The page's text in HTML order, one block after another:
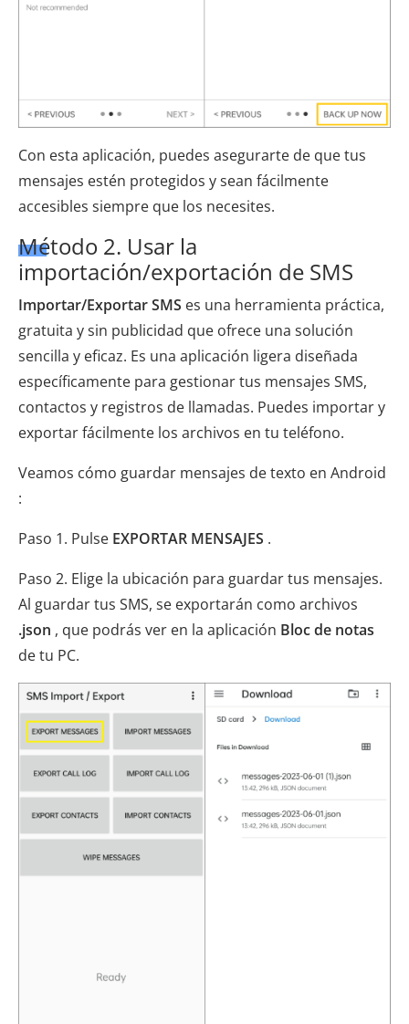
Con esta aplicación, puedes asegurarte de que tus
mensajes estén protegidos y sean fácilmente
accesibles siempre que los necesites.
Método 2. Usar la
importación/exportación de SMS
Importar/Exportar SMS es una herramienta práctica,
gratuita y sin publicidad que ofrece una solución
sencilla y eficaz. Es una aplicación ligera diseñada
específicamente para gestionar tus mensajes SMS,
contactos y registros de llamadas. Puedes importar y
exportar fácilmente los archivos en tu teléfono.
Veamos cómo guardar mensajes de texto en Android
:
Paso 1. Pulse EXPORTAR MENSAJES .
Paso 2. Elige la ubicación para guardar tus mensajes.
Al guardar tus SMS, se exportarán como archivos
.json , que podrás ver en la aplicación Bloc de notas
de tu PC.